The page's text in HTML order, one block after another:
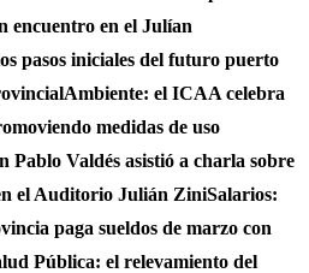
encuentro en el Julían
pasos iniciales del futuro puerto
Ambiente: el ICAA celebra
medidas de uso
Pablo Valdés asistió a charla sobre
el Auditorio Julián ZiniSalarios:
paga sueldos de marzo con
Pública: el relevamiento del